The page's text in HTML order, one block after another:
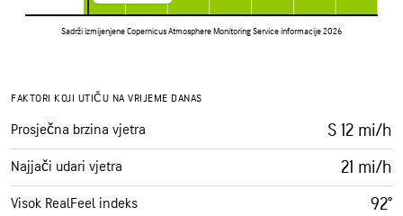
Sadrži izmijenjene Copernicus Atmosphere Monitoring Service informacije 2026
FAKTORI KOJI UTIČU NA VRIJEME DANAS
Prosječna brzina vjetra S 12 mi/h
Najjači udari vjetra 21 mi/h
Visok RealFeel indeks 92°